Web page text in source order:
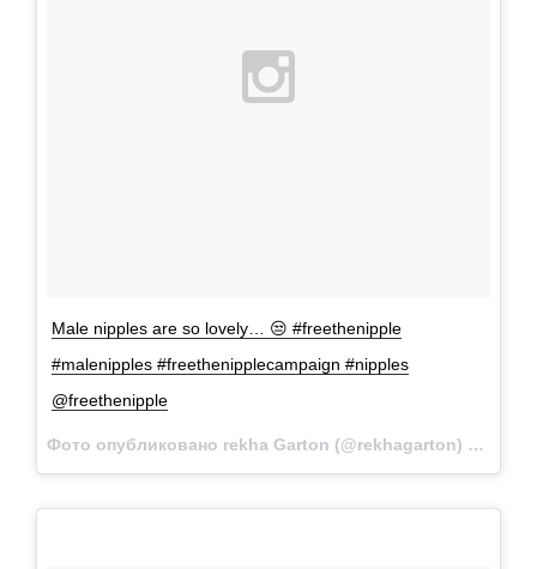
Male nipples are so lovely… 😒 #freethenipple
#malenipples #freethenipplecampaign #nipples
@freethenipple
Фото опубликовано rekha Garton (@rekhagarton)
Июл 7